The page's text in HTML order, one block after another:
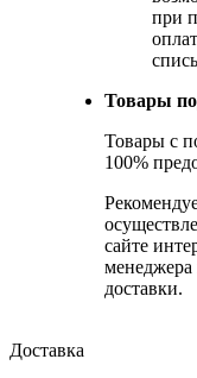
при
Товары
Товары с
100%
сайте
менеджера
доставки.
Доставка